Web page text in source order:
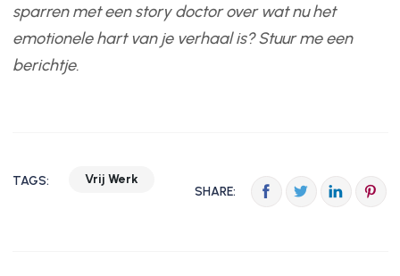
sparren met een story doctor over wat nu het
emotionele hart van je verhaal is? Stuur me een
berichtje.
TAGS:
Vrij Werk
SHARE: